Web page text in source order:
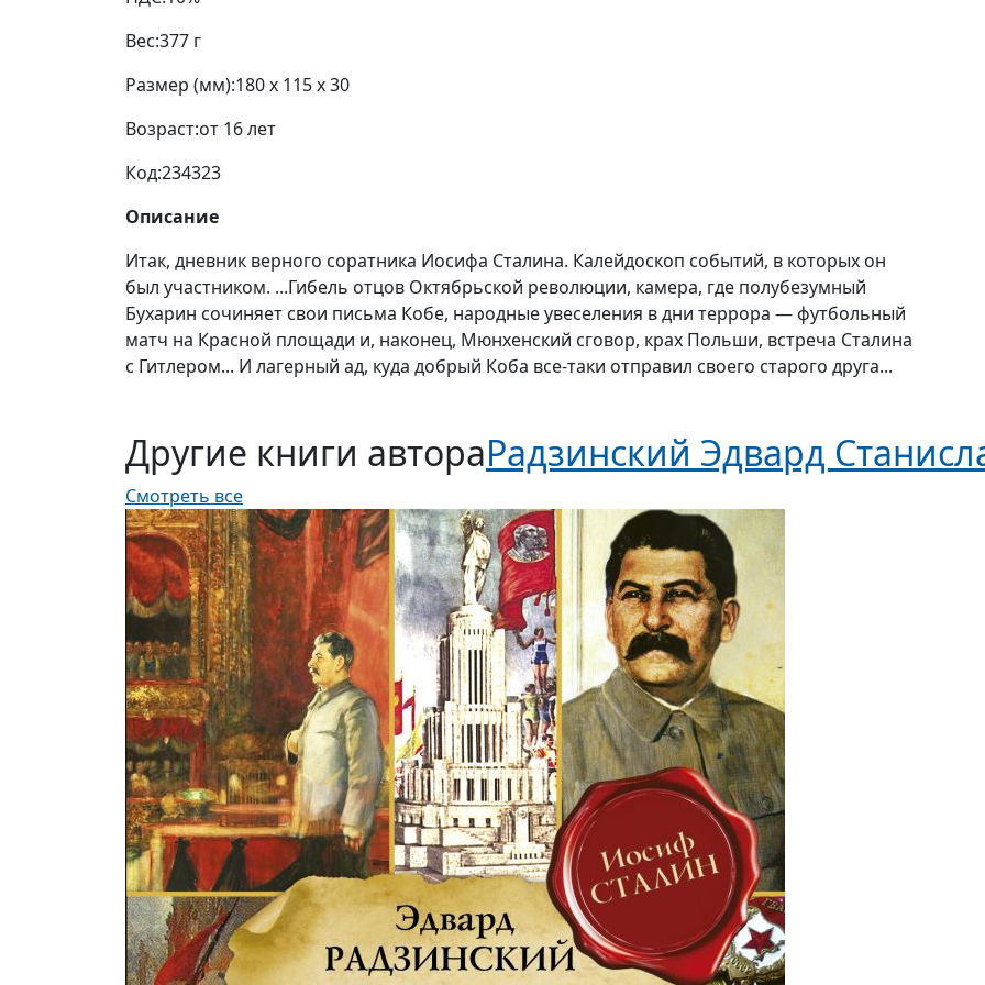
Вес:377 г
Размер (мм):180 x 115 x 30
Возраст:от 16 лет
Код:234323
Описание
Итак, дневник верного соратника Иосифа Сталина. Калейдоскоп событий, в которых он
был участником. ...Гибель отцов Октябрьской революции, камера, где полубезумный
Бухарин сочиняет свои письма Кобе, народные увеселения в дни террора — футбольный
матч на Красной площади и, наконец, Мюнхенский сговор, крах Польши, встреча Сталина
с Гитлером... И лагерный ад, куда добрый Коба все-таки отправил своего старого друга...
Другие книги автораРадзинский Эдвард
Смотреть все